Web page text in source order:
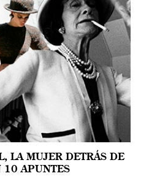
LA MUJER DETRÁS DE
10 APUNTES